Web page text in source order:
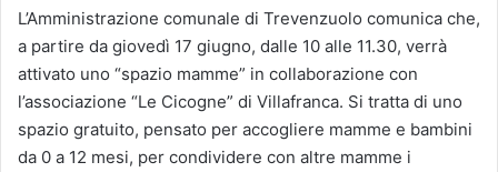
L’Amministrazione comunale di Trevenzuolo comunica che,
a partire da giovedì 17 giugno, dalle 10 alle 11.30, verrà
attivato uno “spazio mamme” in collaborazione con
l’associazione “Le Cicogne” di Villafranca. Si tratta di uno
spazio gratuito, pensato per accogliere mamme e bambini
da 0 a 12 mesi, per condividere con altre mamme i